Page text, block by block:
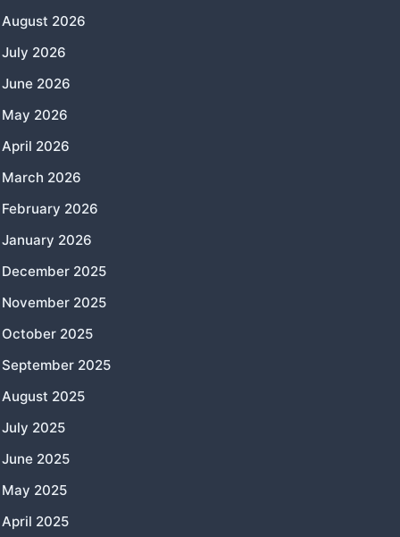
August 2026
July 2026
June 2026
May 2026
April 2026
March 2026
February 2026
January 2026
December 2025
November 2025
October 2025
September 2025
August 2025
July 2025
June 2025
May 2025
April 2025